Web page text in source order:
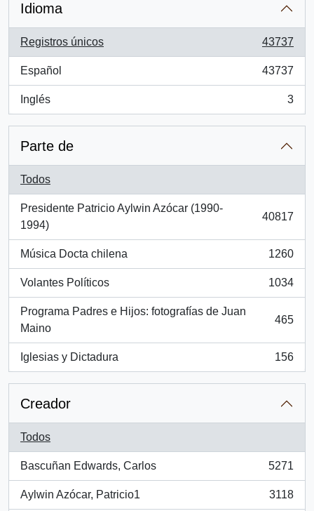
Idioma
Registros únicos
, 43737 resultados
43737
Español
, 43737 resultados
43737
Inglés
, 3 resultados
3
Parte de
Todos
Presidente Patricio Aylwin Azócar (1990-
1994)
, 40817 resultados
40817
Música Docta chilena
, 1260 resultados
1260
Volantes Políticos
, 1034 resultados
1034
Programa Padres e Hijos: fotografías de Juan
Maino
, 465 resultados
465
Iglesias y Dictadura
, 156 resultados
156
Creador
Todos
Bascuñan Edwards, Carlos
, 5271 resultados
5271
Aylwin Azócar, Patricio1
, 3118 resultados
3118